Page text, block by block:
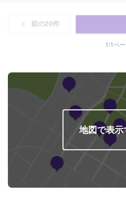
｢なるべく費用を抑えて修理をしたい｣とい
した上で、長年培った技術力を駆使して最
きます。スバル車に関しましては他社様で
います。ぜひ、お問い合わせください！
パーツ持ち込みについて-----パーツの持ち
お願い致します。-----代車について-----無料
の作業中は代車をご利用ください。※代車
ております。-----ご来店時の注意、受付方
手にMMM様の看板がある所を右折していた
の為、分かりにくい場合がございます。ご
と思います。入庫の際はお気をつけてお越
所前の空いているスペースに駐車してくだ
モで予約しました」とお伝えください。ご
時間】定休日：日曜日、祝日営業時間：
前の20件
1/1ペ
地図で表示